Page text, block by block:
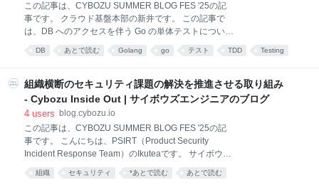
続するサーバを選択するロードバランシング機能を備
えており、これを利用することで負荷の偏りを軽減で
きます。本記事では、gRPCのクライアントサイドロ
ードバランシングの導入方法や注意点について解説し
この記事は、CYBOZU SUMMER BLOG FES '25の記
事です。 クラウド基盤本部の新井です。 この記事で
は、DB へのアクセスを伴う Go の単体テストについて
の私たちの考え方、そしてそれを実践するために開
発・公開したライブラリをご紹介します。 DB のモッ
ラムをどのように単体テストしたいとき、最初に思い
つくのは go-sqlmock などのツールを使って DB をモ
ックする方法です。 サンプルコードでは、次のような
"testing" "github.com/DATA-DOG/go-sqlmock" ) // a
successful case func TestShouldUpdateStats(t
*testing.T) { db, mo
DB あとで読む Golang go テスト TDD Testing
組織横断のセキュリティ課題の解決を推進させる取り組み
- Cybozu Inside Out | サイボウズエンジニアのブログ
4 users blog.cybozu.io
この記事は、CYBOZU SUMMER BLOG FES '25の記
事です。 こんにちは、PSIRT（Product Security
Incident Response Team）のIkuteaです。 サイボウズ
では、クラウドサービス全体のセキュリティを向上さ
せるために、クラウドサービスセキュリティ向上WG
組織 セキュリティ *あとで読む あとで読む